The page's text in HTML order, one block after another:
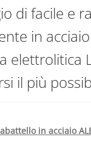
di facile e
in
elettrolitica
il più
in acciaio